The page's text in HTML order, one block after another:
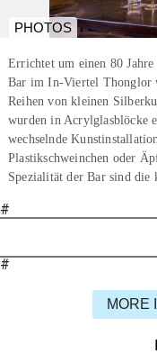
PHOTOS
Errichtet um einen 80
Bar im In-Viertel Thonglor
Reihen von kleinen
wurden in Acrylglasblöcke
wechselnde
Plastikschweinchen oder
Spezialität der Bar sind die
#
#
MORE